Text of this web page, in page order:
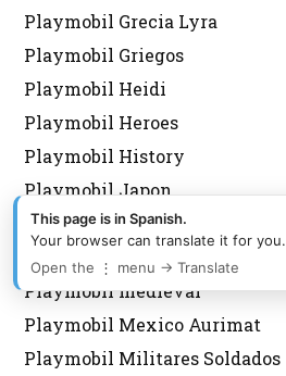
Playmobil Grecia Lyra
Playmobil Griegos
Playmobil Heidi
Playmobil Heroes
Playmobil History
Playmobil Japon
Playmobil Korea
Playmobil Magic
Playmobil medieval
Playmobil Mexico Aurimat
Playmobil Militares Soldados
This page is in Spanish.
Your browser can translate it for you.
Open the ⋮ menu → Translate